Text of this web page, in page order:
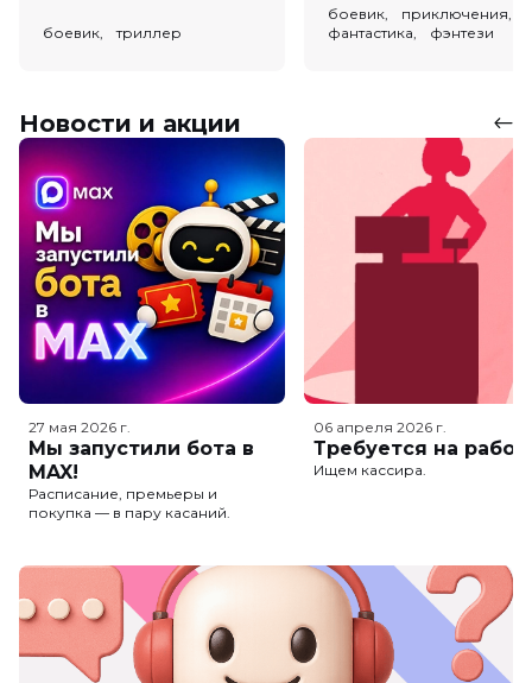
боевик, триллер
боевик, приключения,
фантастика, фэнтези
Новости и акции
27 мая 2026 г.
Мы запустили бота в
MAX!
Расписание, премьеры и
покупка — в пару касаний.
06 апреля 2026 г.
Требуется на
Ищем кассира.